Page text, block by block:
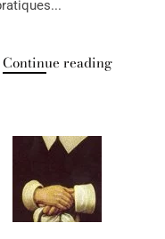
Continue reading